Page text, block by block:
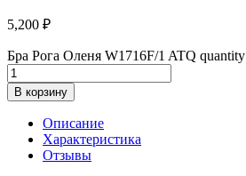
5,200 ₽
Бра Рога Оленя W1716F/1 ATQ quantity
В корзину
Описание
Характеристика
Отзывы